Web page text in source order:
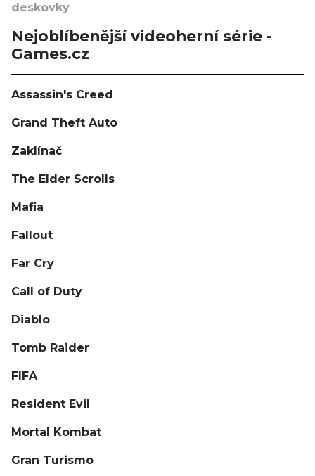
deskovky
Nejoblíbenější videoherní série -
Games.cz
Assassin's Creed
Grand Theft Auto
Zaklínač
The Elder Scrolls
Mafia
Fallout
Far Cry
Call of Duty
Diablo
Tomb Raider
FIFA
Resident Evil
Mortal Kombat
Gran Turismo